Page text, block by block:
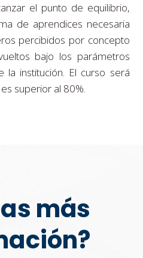
el punto de equilibrio,
de aprendices necesaria
percibidos por concepto
bajo los parámetros
institución. El curso será
superior al 80%.
más